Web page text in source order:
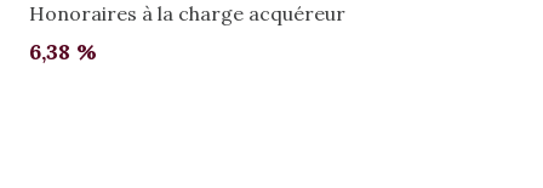
Honoraires à la charge acquéreur
6,38 %